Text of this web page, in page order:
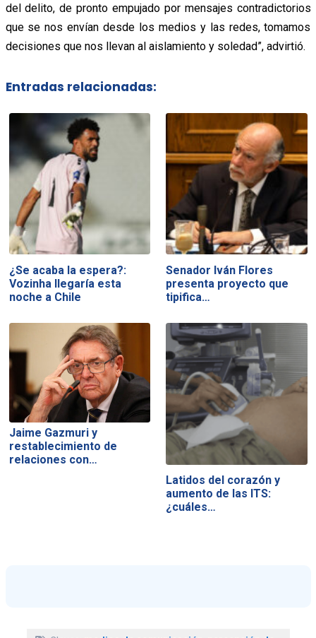
del delito, de pronto empujado por mensajes contradictorios
que se nos envían desde los medios y las redes, tomamos
decisiones que nos llevan al aislamiento y soledad”, advirtió.
Entradas relacionadas:
¿Se acaba la espera?:
Vozinha llegaría esta
noche a Chile
Senador Iván Flores
presenta proyecto que
tipifica…
Jaime Gazmuri y
restablecimiento de
relaciones con…
Latidos del corazón y
aumento de las ITS:
¿cuáles…